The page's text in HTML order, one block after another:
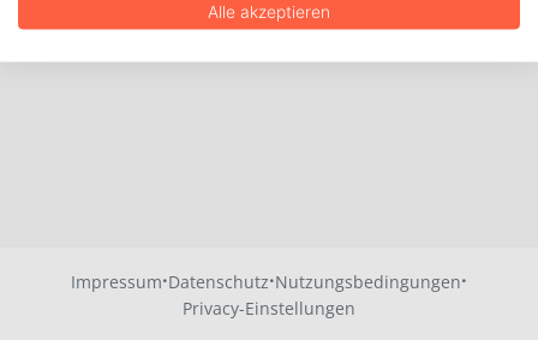
Impressum·Datenschutz·Nutzungsbedingungen·
Privacy-Einstellungen
Alle akzeptieren